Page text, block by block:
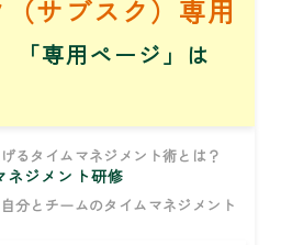
サブスク）専用
「専用ページ」は
るタイムマネジメント術とは？
ネジメント研修
分とチームのタイムマネジメント